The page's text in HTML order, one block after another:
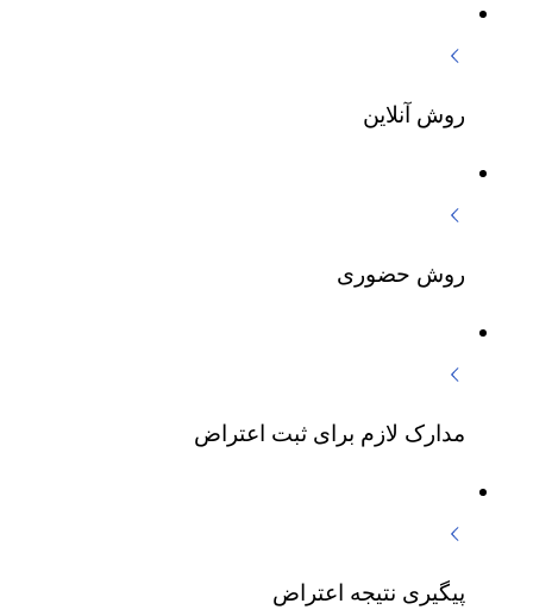
روش آنلاین
روش حضوری
مدارک لازم برای ثبت اعتراض
پیگیری نتیجه اعتراض